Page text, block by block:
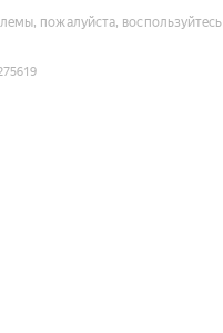
пожалуйста, воспользуйтесь